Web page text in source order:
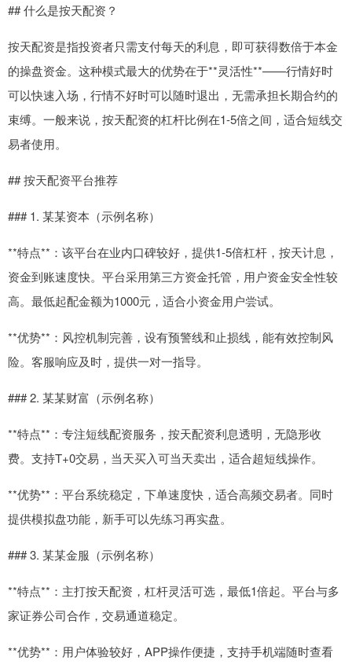
## 什么是按天配资？
按天配资是指投资者只需支付每天的利息，即可获得数倍于本金
的操盘资金。这种模式最大的优势在于**灵活性**——行情好时
可以快速入场，行情不好时可以随时退出，无需承担长期合约的
束缚。一般来说，按天配资的杠杆比例在1-5倍之间，适合短线交
易者使用。
## 按天配资平台推荐
### 1. 某某资本（示例名称）
**特点**：该平台在业内口碑较好，提供1-5倍杠杆，按天计息，
资金到账速度快。平台采用第三方资金托管，用户资金安全性较
高。最低起配金额为1000元，适合小资金用户尝试。
**优势**：风控机制完善，设有预警线和止损线，能有效控制风
险。客服响应及时，提供一对一指导。
### 2. 某某财富（示例名称）
**特点**：专注短线配资服务，按天配资利息透明，无隐形收
费。支持T+0交易，当天买入可当天卖出，适合超短线操作。
**优势**：平台系统稳定，下单速度快，适合高频交易者。同时
提供模拟盘功能，新手可以先练习再实盘。
### 3. 某某金服（示例名称）
**特点**：主打按天配资，杠杆灵活可选，最低1倍起。平台与多
家证券公司合作，交易通道稳定。
**优势**：用户体验较好，APP操作便捷，支持手机端随时查看